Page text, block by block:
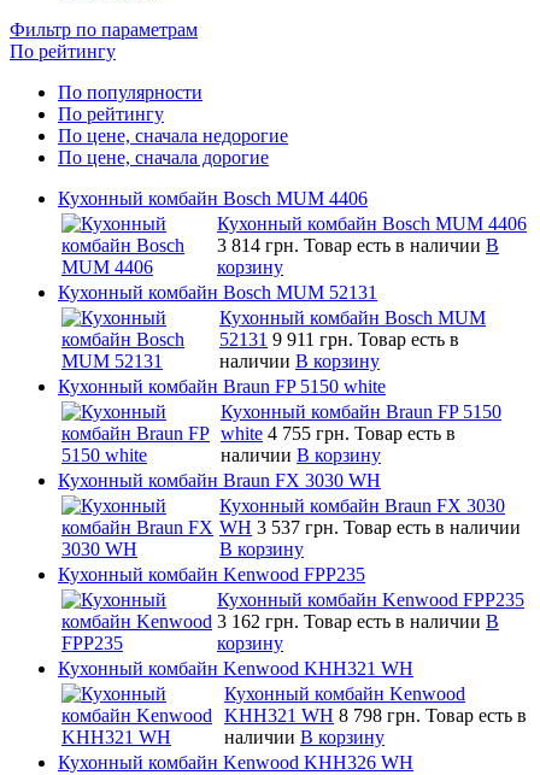
Фильтр по параметрам
По рейтингу
По популярности
По рейтингу
По цене, сначала недорогие
По цене, сначала дорогие
Кухонный комбайн Bosch MUM 4406
Кухонный комбайн Bosch MUM 4406
3 814 грн. Товар есть в наличии В
корзину
Кухонный комбайн Bosch MUM 52131
Кухонный комбайн Bosch MUM
52131 9 911 грн. Товар есть в
наличии В корзину
Кухонный комбайн Braun FP 5150 white
Кухонный комбайн Braun FP 5150
white 4 755 грн. Товар есть в
наличии В корзину
Кухонный комбайн Braun FX 3030 WH
Кухонный комбайн Braun FX 3030
WH 3 537 грн. Товар есть в наличии
В корзину
Кухонный комбайн Kenwood FPP235
Кухонный комбайн Kenwood FPP235
3 162 грн. Товар есть в наличии В
корзину
Кухонный комбайн Kenwood KHH321 WH
Кухонный комбайн Kenwood
KHH321 WH 8 798 грн. Товар есть в
наличии В корзину
Кухонный комбайн Kenwood KHH326 WH